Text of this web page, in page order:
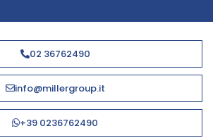
02 36762490
info@millergroup.it
+39 0236762490